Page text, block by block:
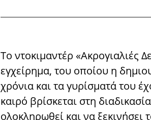
Το ντοκιμαντέρ «Ακρογιαλιές
εγχείρημα, του οποίου η
χρόνια και τα γυρίσματά του
καιρό βρίσκεται στη
ολοκληρωθεί και να ξεκινήσει